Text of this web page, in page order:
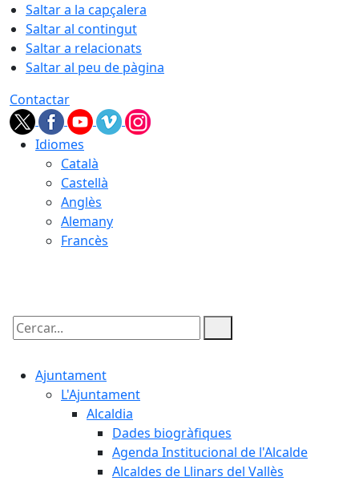
Saltar a la capçalera
Saltar al contingut
Saltar a relacionats
Saltar al peu de pàgina
Contactar
Idiomes
Català
Castellà
Anglès
Alemany
Francès
Cercar:
Ajuntament
L'Ajuntament
Alcaldia
Dades biogràfiques
Agenda Institucional de l'Alcalde
Alcaldes de Llinars del Vallès